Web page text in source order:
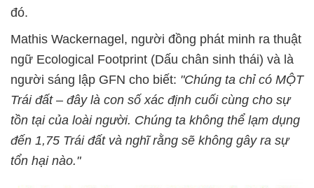
đó.
Mathis Wackernagel, người đồng phát minh ra thuật
ngữ Ecological Footprint (Dấu chân sinh thái) và là
người sáng lập GFN cho biết: "Chúng ta chỉ có MỘT
Trái đất – đây là con số xác định cuối cùng cho sự
tồn tại của loài người. Chúng ta không thể lạm dụng
đến 1,75 Trái đất và nghĩ rằng sẽ không gây ra sự
tổn hại nào."